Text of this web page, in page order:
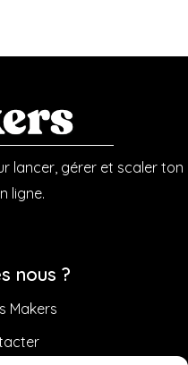
lancer, gérer et scaler ton
ligne.
nous ?
Makers